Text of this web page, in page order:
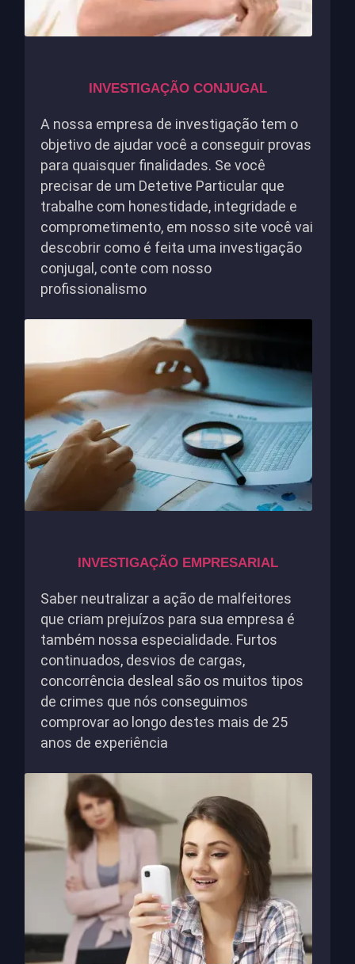
INVESTIGAÇÃO CONJUGAL
A nossa empresa de investigação tem o
objetivo de ajudar você a conseguir provas
para quaisquer finalidades. Se você
precisar de um Detetive Particular que
trabalhe com honestidade, integridade e
comprometimento, em nosso site você vai
descobrir como é feita uma investigação
conjugal, conte com nosso
profissionalismo
INVESTIGAÇÃO EMPRESARIAL
Saber neutralizar a ação de malfeitores
que criam prejuízos para sua empresa é
também nossa especialidade. Furtos
continuados, desvios de cargas,
concorrência desleal são os muitos tipos
de crimes que nós conseguimos
comprovar ao longo destes mais de 25
anos de experiência